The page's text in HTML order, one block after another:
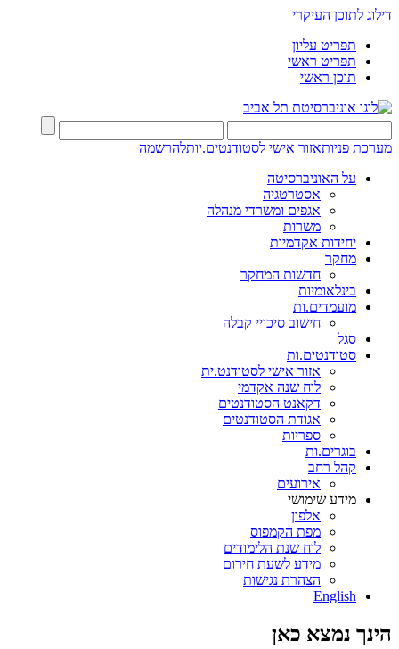
דילוג לתוכן העיקרי
תפריט עליון
תפריט ראשי
תוכן ראשי
מערכת פניותאזור אישי לסטודנטים.יותלהרשמה
על האוניברסיטה
אסטרטגיה
אגפים ומשרדי מנהלה
משרות
יחידות אקדמיות
מחקר
חדשות המחקר
בינלאומיות
מועמדים.ות
חישוב סיכויי קבלה
סגל
סטודנטים.ות
אזור אישי לסטודנט.ית
לוח שנה אקדמי
דקאנט הסטודנטים
אגודת הסטודנטים
ספריות
בוגרים.ות
קהל רחב
אירועים
מידע שימושי
אלפון
מפת הקמפוס
לוח שנת הלימודים
מידע לשעת חירום
הצהרת נגישות
English
הינך נמצא כאן